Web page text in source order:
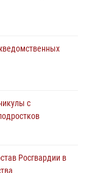
с
Росгвардии в